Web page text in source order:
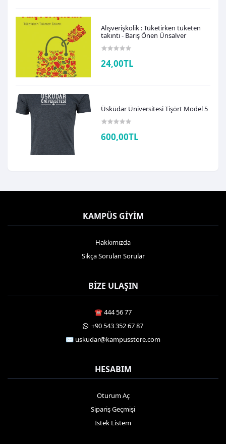
Alışverişkolik : Tüketirken tüketen
takıntı - Barış Önen Ünsalver
24,00TL
Üsküdar Üniversitesi Tişört Model 5
600,00TL
KAMPÜS GIYIM
Hakkımızda
Sıkça Sorulan Sorular
BIZE ULAŞIN
☎️ 444 56 77
️ +90 543 352 67 87
✉️ uskudar@kampusstore.com
HESABIM
Oturum Aç
Sipariş Geçmişi
İstek Listem